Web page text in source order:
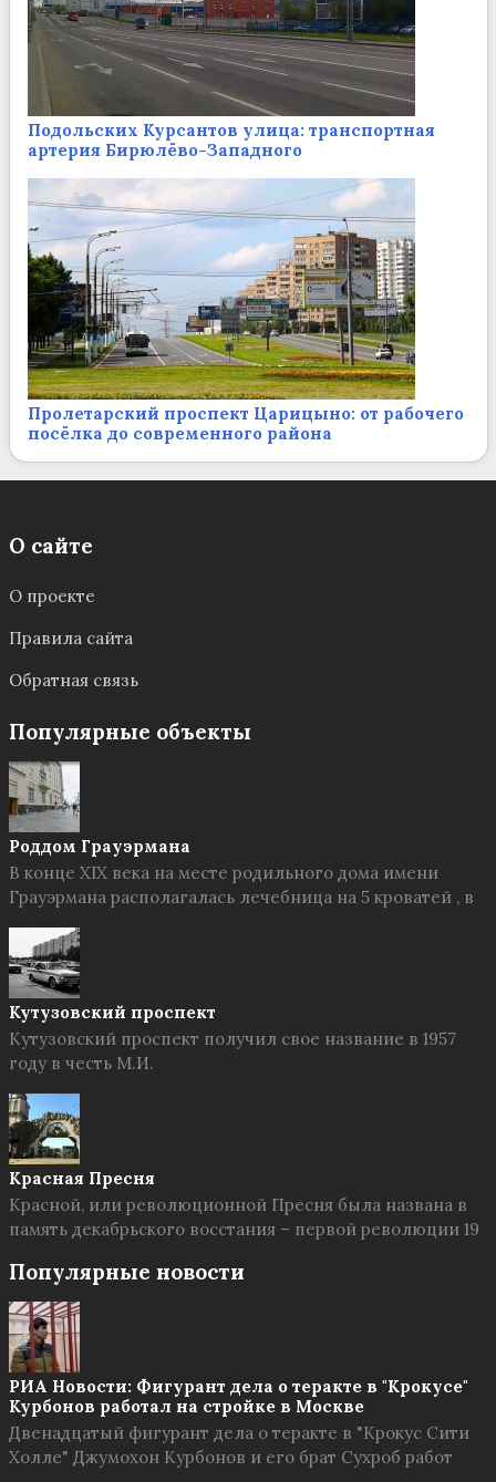
Подольских Курсантов улица: транспортная
артерия Бирюлёво-Западного
Пролетарский проспект Царицыно: от рабочего
посёлка до современного района
О сайте
О проекте
Правила сайта
Обратная связь
Популярные объекты
Роддом Грауэрмана
В конце XIX века на месте родильного дома имени
Грауэрмана располагалась лечебница на 5 кроватей , в
Кутузовский проспект
Кутузовский проспект получил свое название в 1957
году в честь М.И.
Красная Пресня
Красной, или революционной Пресня была названа в
память декабрьского восстания – первой революции 19
Популярные новости
РИА Новости: Фигурант дела о теракте в "Крокусе"
Курбонов работал на стройке в Москве
Двенадцатый фигурант дела о теракте в "Крокус Сити
Холле" Джумохон Курбонов и его брат Сухроб работ